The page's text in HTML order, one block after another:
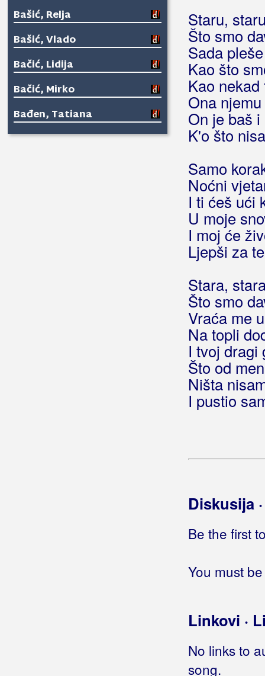
Bašić, Relja
Bašić, Vlado
Bačić, Lidija
Bačić, Mirko
Bađen, Tatiana
Beatta Band
Staru,
Što smo
Sada
Kao što
Kao nekad
Ona
On je baš
K'o što
Samo
Noćni
I ti ćeš ući
U moje
I moj će
Ljepši za
Stara,
Što smo
Vraća me
Na topli
I tvoj dragi
Što od
Ništa
I pustio
Diskusija
Be the first
You must
Linkovi ·
No links to
song.